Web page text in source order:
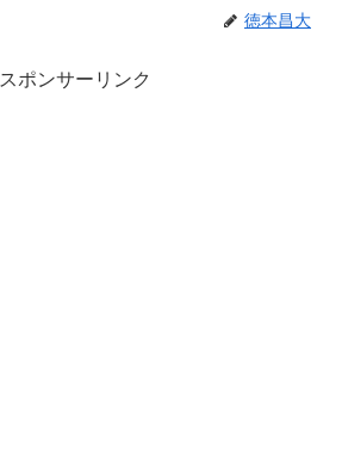
徳本昌大
スポンサーリンク